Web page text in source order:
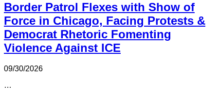
Border Patrol Flexes with Show of
Force in Chicago, Facing Protests &
Democrat Rhetoric Fomenting
Violence Against ICE
09/30/2026
…